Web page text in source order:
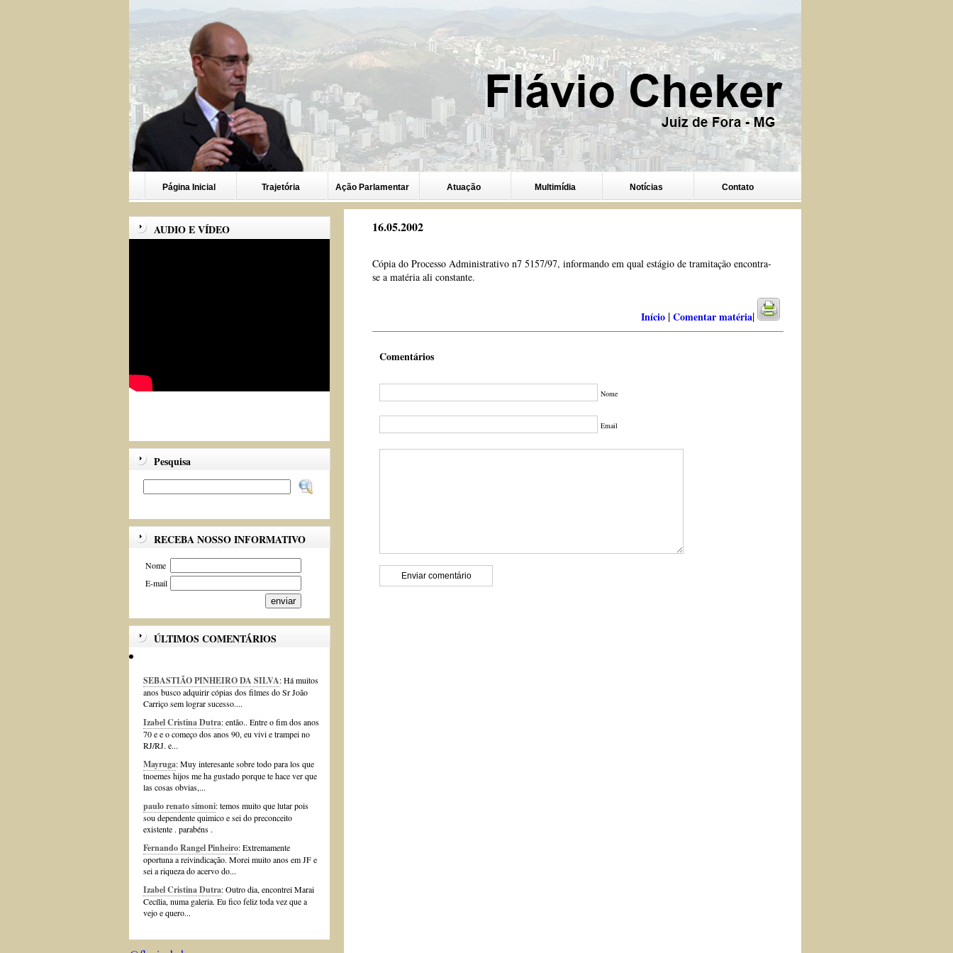
Página Inicial Trajetória Ação Parlamentar Atuação Multimídia Notícias Contato
AUDIO E VÍDEO
Pesquisa
RECEBA NOSSO INFORMATIVO
Nome
E-mail
ÚLTIMOS COMENTÁRIOS
SEBASTIÃO PINHEIRO DA SILVA: Há muitos
anos busco adquirir cópias dos filmes do Sr João
Carriço sem lograr sucesso....
Izabel Cristina Dutra: então.. Entre o fim dos anos
70 e e o começo dos anos 90, eu vivi e trampei no
RJ/RJ. e...
Mayruga: Muy interesante sobre todo para los que
tnoemes hijos me ha gustado porque te hace ver que
las cosas obvias,...
paulo renato simoni: temos muito que lutar pois
sou dependente quimico e sei do preconceito
existente . parabéns .
Fernando Rangel Pinheiro: Extremamente
oportuna a reivindicação. Morei muito anos em JF e
sei a riqueza do acervo do...
Izabel Cristina Dutra: Outro dia, encontrei Marai
Cecília, numa galeria. Eu fico feliz toda vez que a
vejo e quero...
16.05.2002
Cópia do Processo Administrativo n7 5157/97, informando em qual estágio de tramitação encontra-
se a matéria ali constante.
Início |Comentar matéria|
Comentários
Nome
Email